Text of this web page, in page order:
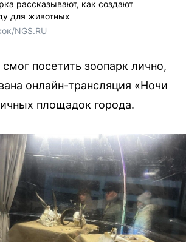
рассказывают, как создают
для животных
NGS.RU
посетить зоопарк лично,
онлайн-трансляция «Ночи
площадок города.